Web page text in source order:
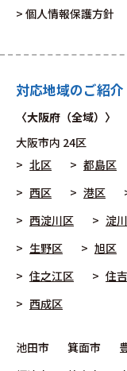
> 個人情報保護方針
対応地域のご紹介
〈大阪府（全域）〉
大阪市内 24区
北区
都島区
西区
港区
西淀川区
淀
生野区
旭区
住之江区
住
西成区
池田市 箕面市